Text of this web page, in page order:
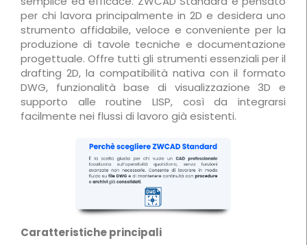
per chi lavora principalmente in 2D e desidera uno
strumento affidabile, veloce e conveniente per la
produzione di tavole tecniche e documentazione
progettuale. Offre tutti gli strumenti essenziali per il
drafting 2D, la compatibilità nativa con il formato
DWG, funzionalità base di visualizzazione 3D e
supporto alle routine LISP, così da integrarsi
facilmente nei flussi di lavoro già esistenti.
Caratteristiche principali